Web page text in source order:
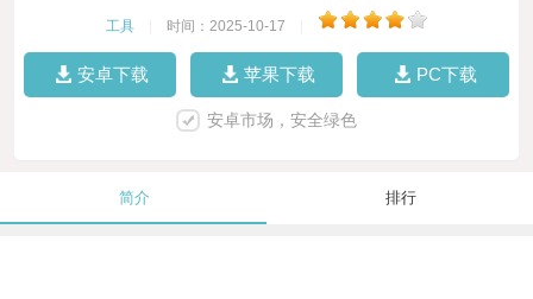
工具 时间：2025-10-17
安卓下载 苹果下载 PC下载
安卓市场，安全绿色
简介 排行